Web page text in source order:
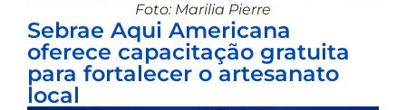
Foto: Marilia Pierre
Sebrae Aqui Americana
oferece capacitação gratuita
para fortalecer o artesanato
local